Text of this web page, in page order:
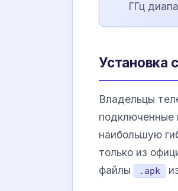
ГГц
Установка
Владельцы
подключенные
наибольшую
только из
файлы
.apk